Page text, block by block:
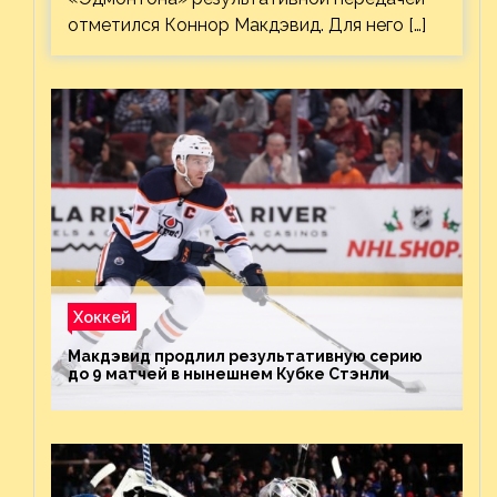
отметился Коннор Макдэвид. Для него […]
Хоккей
Макдэвид продлил результативную серию
до 9 матчей в нынешнем Кубке Стэнли